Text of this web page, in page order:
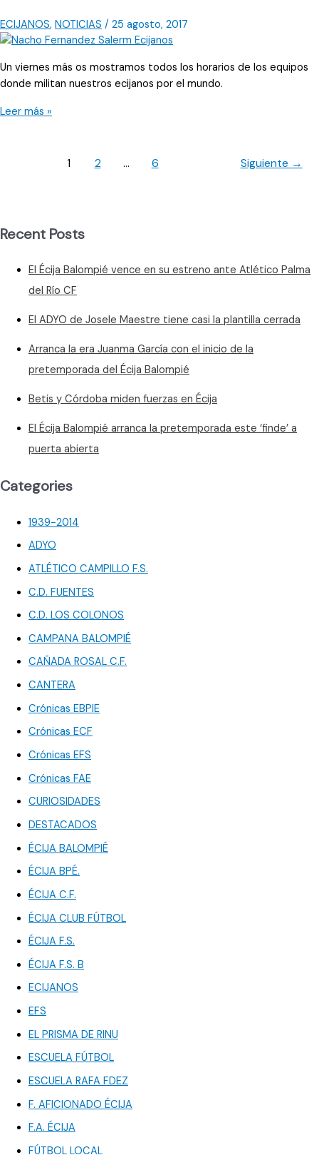
ECIJANOS, NOTICIAS / 25 agosto, 2017
Un viernes más os mostramos todos los horarios de los equipos
donde militan nuestros ecijanos por el mundo.
Arranca
Leer más »
1 2 … 6 Siguiente →
Recent Posts
El Écija Balompié vence en su estreno ante Atlético Palma
del Río CF
El ADYO de Josele Maestre tiene casi la plantilla cerrada
Arranca la era Juanma García con el inicio de la
pretemporada del Écija Balompié
Betis y Córdoba miden fuerzas en Écija
El Écija Balompié arranca la pretemporada este ‘finde’ a
puerta abierta
Categories
1939-2014
ADYO
ATLÉTICO CAMPILLO F.S.
C.D. FUENTES
C.D. LOS COLONOS
CAMPANA BALOMPIÉ
CAÑADA ROSAL C.F.
CANTERA
Crónicas EBPIE
Crónicas ECF
Crónicas EFS
Crónicas FAE
CURIOSIDADES
DESTACADOS
ÉCIJA BALOMPIÉ
ÉCIJA BPÉ.
ÉCIJA C.F.
ÉCIJA CLUB FÚTBOL
ÉCIJA F.S.
ÉCIJA F.S. B
ECIJANOS
EFS
EL PRISMA DE RINU
ESCUELA FÚTBOL
ESCUELA RAFA FDEZ
F. AFICIONADO ÉCIJA
F.A. ÉCIJA
FÚTBOL LOCAL